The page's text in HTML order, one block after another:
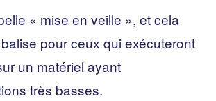
« mise en veille », et cela
pour ceux qui exécuteront
un matériel ayant
très basses.